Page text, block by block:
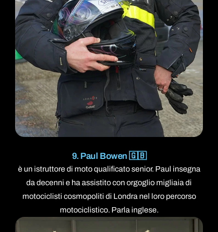
9. Paul Bowen 🇬🇧
è un istruttore di moto qualificato senior. Paul insegna
da decenni e ha assistito con orgoglio migliaia di
motociclisti cosmopoliti di Londra nel loro percorso
motociclistico. Parla inglese.